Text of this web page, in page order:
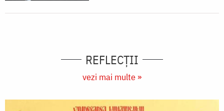
REFLECȚII
vezi mai multe »